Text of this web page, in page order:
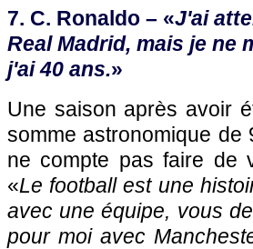
7. C. Ronaldo – «J'ai
Real Madrid, mais je ne
j'ai 40 ans.»
Une saison après avoir
somme astronomique de
ne compte pas faire de
«Le football est une
avec une équipe, vous
pour moi avec